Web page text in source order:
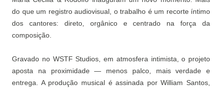
do que um registro audiovisual, o trabalho é um recorte íntimo
dos cantores: direto, orgânico e centrado na força da
composição.
Gravado no WSTF Studios, em atmosfera intimista, o projeto
aposta na proximidade — menos palco, mais verdade e
entrega. A produção musical é assinada por William Santos,